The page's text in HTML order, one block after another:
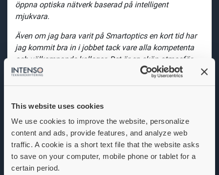
This website uses cookies
We use cookies to improve the website, personalize
content and ads, provide features, and analyze web
traffic. A cookie is a short text file that the website asks
to save on your computer, mobile phone or tablet for a
certain period.
öppna optiska nätverk baserad på intelligent
mjukvara.
Även om jag bara varit på Smartoptics en kort tid har
jag kommit bra in i jobbet tack vare alla kompetenta
och välkomnande kollegor. Det är en skön atmosfär
med kreativa personer som jobbar mot gemensamma
Utöver jobbet är det trevligt med organiserade sociala
evenemang och idrottsaktiviteter.
En fördel som jag ser med att jobba på ett relativt litet
företag är att man får en bra överblick över de olika
produkterna och hur saker hänger ihop, samt en
förståelse för den strategiska inriktningen."